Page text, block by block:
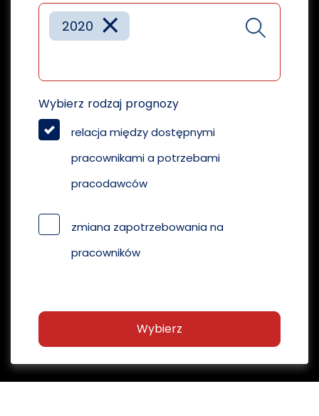
×
2020
Wybierz rodzaj prognozy
relacja między dostępnymi
pracownikami a potrzebami
pracodawców
zmiana zapotrzebowania na
pracowników
Wybierz